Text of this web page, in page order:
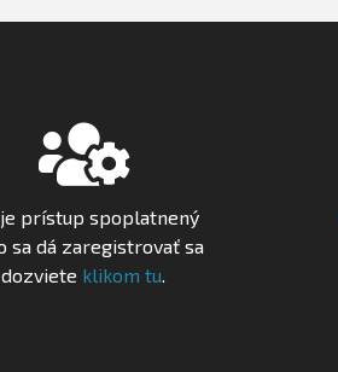
prístup spoplatnený
sa dá zaregistrovať sa
dozviete klikom tu.